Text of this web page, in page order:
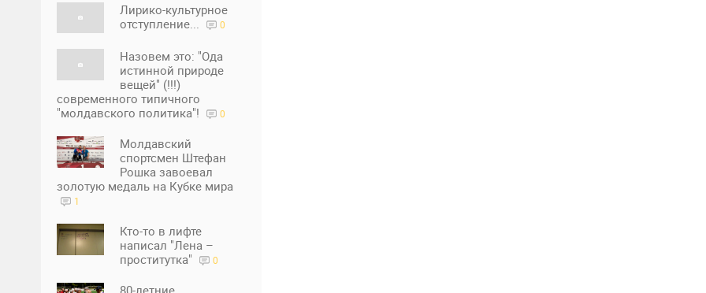
Лирико-культурное
отступление...
0
Назовем это: "Ода
истинной природе
вещей" (!!!)
современного типичного
"молдавского политика"!
0
Молдавский
спортсмен Штефан
Рошка завоевал
золотую медаль на Кубке мира
1
Кто-то в лифте
написал "Лена –
проститутка"
0